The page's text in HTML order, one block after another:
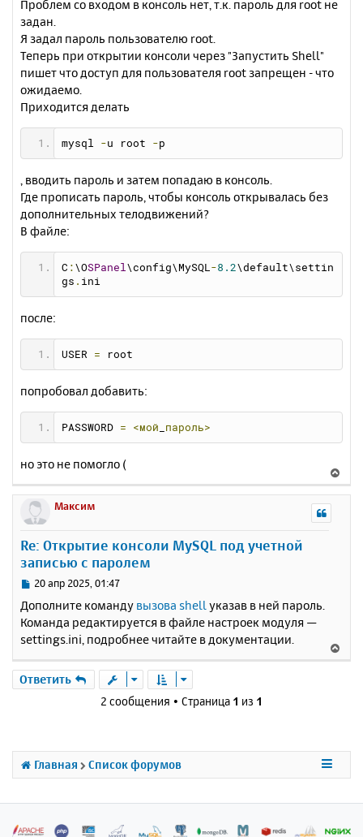
е
Проблем со входом в консоль нет, т.к. пароль для root не
задан.
Я задал пароль пользователю root.
Теперь при открытии консоли через "Запустить Shell"
пишет что доступ для пользователя root запрещен - что
ожидаемо.
Приходится делать
mysql -u root -p
, вводить пароль и затем попадаю в консоль.
Где прописать пароль, чтобы консоль открывалась без
дополнительных телодвижений?
В файле:
C : \OSPanel\config\MySQL-8.2\default\settin
gs . ini
после:
USER = root
попробовал добавить:
PASSWORD = <мой пароль>
но это не помогло (
е
Максим
Re: Открытие консоли MySQL под учетной
записью с паролем
С
о
б
щ
н
и
20 апр 2025, 01:47
Дополните команду вызова shellуказав в ней пароль.
Команда редактируется в файле настроек модуля —
settings.ini, подробнее читайте в документации.
е
с
н
ч
Ответить
2 сообщения • Страница 1 из 1
Главная Список форумов